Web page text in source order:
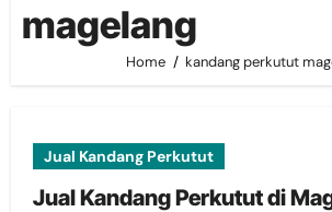
magelang
Home kandang perkutut
Jual Kandang Perkutut
Jual Kandang Perkutut di